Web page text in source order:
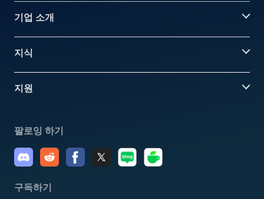
기업 소개
지식
지원
팔로잉 하기
구독하기